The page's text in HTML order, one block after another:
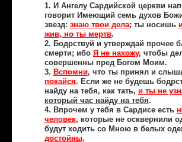
1. И Ангелу Сардийской церкви
говорит Имеющий семь духов
звезд: знаю твои дела; ты носишь
жив, но ты мертв.
2. Бодрствуй и утверждай прочее
смерти; ибо Я не нахожу, чтобы
совершенны пред Богом Моим.
3. Вспомни, что ты принял и
покайся. Если же не будешь
найду на тебя, как тать, и ты не
который час найду на тебя.
4. Впрочем у тебя в Сардисе есть
человек, которые не осквернили
будут ходить со Мною в белых
достойны.